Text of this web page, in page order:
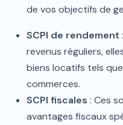
de vos objectifs de
SCPI de rendement
revenus réguliers,
biens locatifs tels
commerces.
SCPI fiscales : Ces
avantages fiscaux